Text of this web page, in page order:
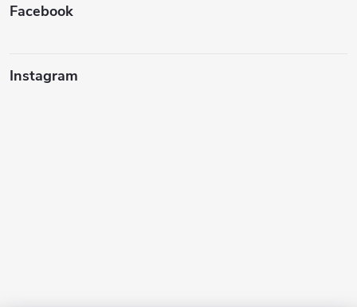
Facebook
Instagram